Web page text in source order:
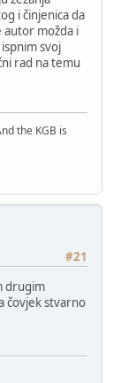
i činjenica da
autor možda i
svoj
rad na temu
the KGB is
#21
drugim
čovjek stvarno